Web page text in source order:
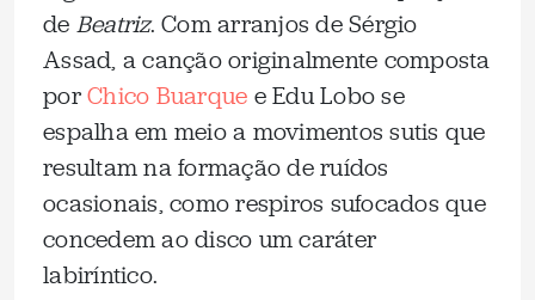
de Beatriz. Com arranjos de Sérgio
Assad, a canção originalmente composta
porChico Buarque e Edu Lobo se
espalha em meio a movimentos sutis que
resultam na formação de ruídos
ocasionais, como respiros sufocados que
concedem ao disco um caráter
labiríntico.